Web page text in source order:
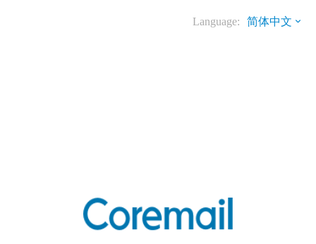
Language: 简体中文